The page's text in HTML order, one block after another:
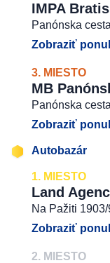
IMPA
Panónska
Zobraziť
3. MIESTO
MB
Panónska
Zobraziť
Autobazár
1. MIESTO
Land
Na Pažiti
Zobraziť
2. MIESTO